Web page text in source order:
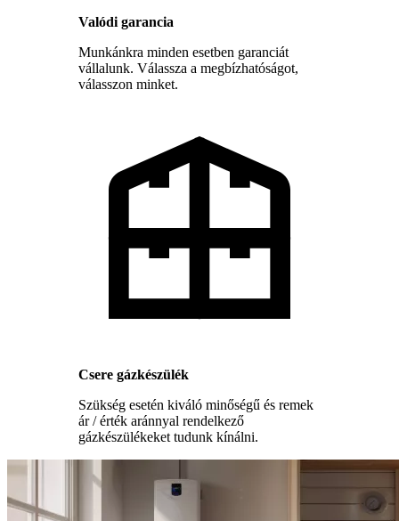
Valódi garancia
Munkánkra minden esetben garanciát
vállalunk. Válassza a megbízhatóságot,
válasszon minket.
Csere gázkészülék
Szükség esetén kiváló minőségű és remek
ár / érték aránnyal rendelkező
gázkészülékeket tudunk kínálni.